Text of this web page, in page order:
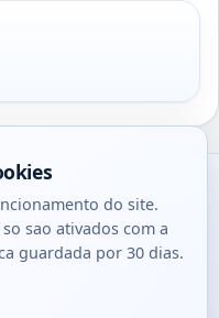
do site.
sao ativados com a
guardada por 30 dias.